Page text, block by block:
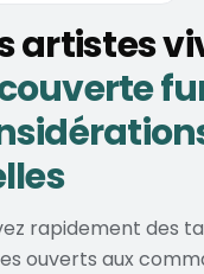
artistes
rapidement des
ouverts aux